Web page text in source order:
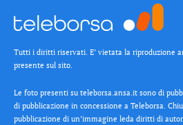
Tutti i diritti riservati. E’ vietata la riproduzione
presente sul sito.
Le foto presenti su teleborsa.ansa.it sono di
di pubblicazione in concessione a Teleborsa.
pubblicazione di un’immagine leda diritti di